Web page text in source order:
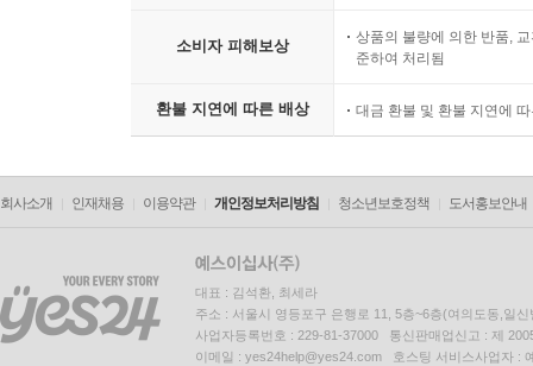
소비자 피해보상
상품의 불량에 의한 반품,
준하여 처리됨
환불 지연에 따른 배상 대금 환불 및 환불 지연에
회사소개 인재채용 이용약관 개인정보처리방침 청소년보호정책 도서홍보안내
대표 : 김석환, 최세라
주소 : 서울시 영등포구 은행로 11, 5층~6층(여의도동,일신
사업자등록번호 : 229-81-37000 통신판매업신고 : 제
이메일 : yes24help@yes24.com 호스팅 서비스사업자 :